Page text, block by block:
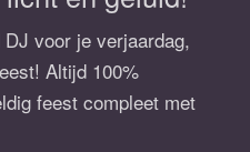
voor je verjaardag,
Altijd 100%
feest compleet met